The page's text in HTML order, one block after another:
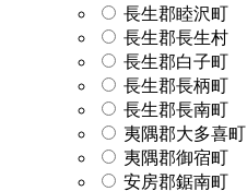
長生郡睦沢町
長生郡長生村
長生郡白子町
長生郡長柄町
長生郡長南町
夷隅郡大多喜町
夷隅郡御宿町
安房郡鋸南町